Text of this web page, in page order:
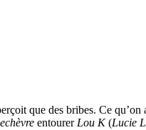
que des bribes. Ce qu’on
entourer Lou K(Lucie